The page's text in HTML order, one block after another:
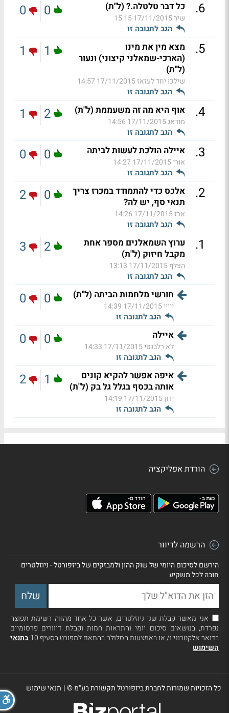
6
. כל דבר טלטלה.? (ל"ת)
שיר17/11/2015 15:15
הגב לתגובה זו
0
0
5
.
מצא מין את מינו
(הארכי-שמאלני קיצוני) ונעור
(ל"ת)
שילכו יחד לעזאז17/11/2015 14:57
הגב לתגובה זו
1
1
4
. אוף היא מה זה משעממת (ל"ת)
מודאג17/11/2015 14:56
הגב לתגובה זו
2
1
3
. איילה הולכת לעשות לביתה
אורי17/11/2015 14:27
הגב לתגובה זו
0
0
2
.
אלכס כדי להתמודד במכרז צריך
תנאי סף, יש לה?
ארז17/11/2015 14:26
הגב לתגובה זו
0
2
1
.
ערוץ השמאלנים מספר אחת
מקבל חיזוק (ל"ת)
הצלף17/11/2015 13:13
הגב לתגובה זו
2
3
חורשי מלחמות הביתה (ל"ת)
ייייי17/11/2015 14:39
הגב לתגובה זו
0
0
איילה
לא רלבנטי17/11/2015 14:33
הגב לתגובה זו
0
0
איפה אפשר להקיא קונים
אותה בכסף בגלל גל בק (ל"ת)
ירון17/11/2015 14:19
הגב לתגובה זו
1
2
הורדת אפליקציה
הרשמה לדיוור
הירשם לסיכום היומי של שוק ההון ולמבזקים של ביזפורטל - ניוזלטרים
חובה לכל משקיע
אני מאשר קבלת שני ניוזלטרים, אשר כל אחד מהווה רשימת תפוצה
נפרדת, בנושאים סיכום יומי והתראות חמות וקבלת דיוורים פרסומיים
בדואר אלקטרוני ו/ או באמצעות הסלולר בהתאם למפורט בסעיף 10
בתנאי
השימוש
כל הזכויות שמורות לחברת ביזפורטל תקשורת בע"מ ©| תנאי שימוש